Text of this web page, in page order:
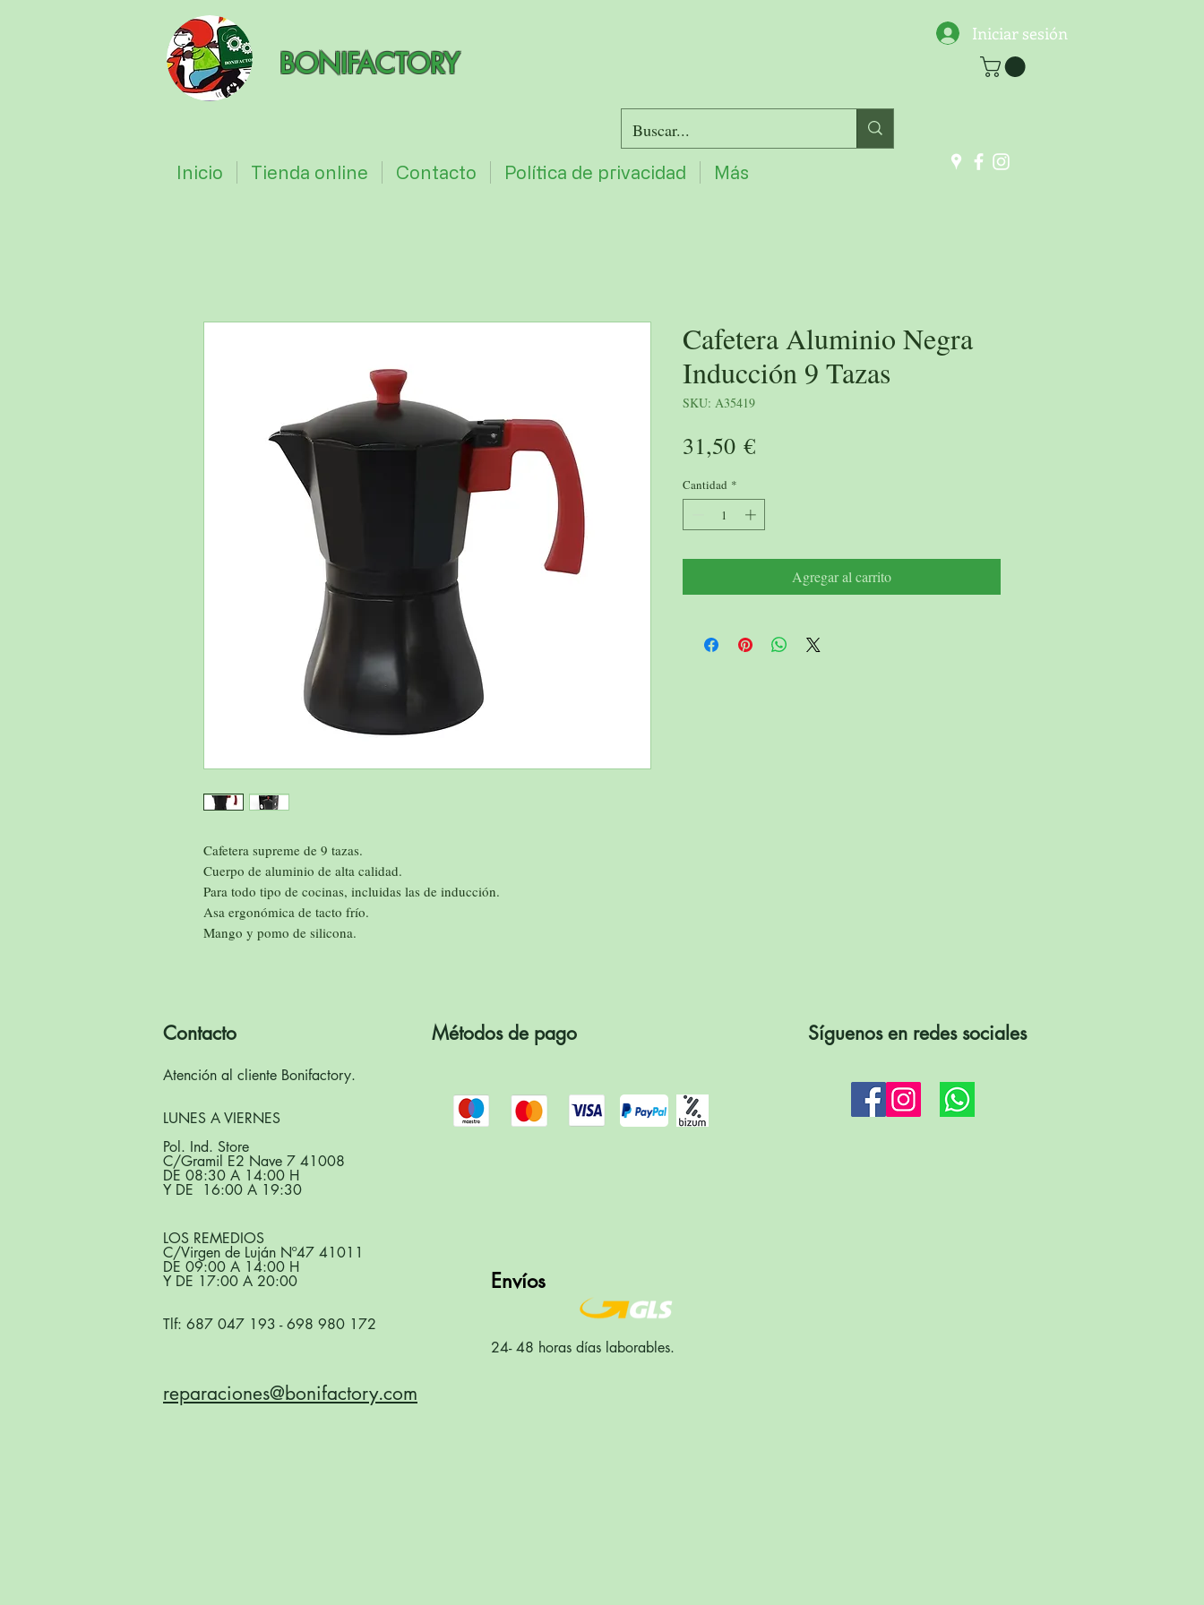
BONIFACTORY
Iniciar sesión
Inicio Tienda online Contacto Política de privacidad Más
Cafetera supreme de 9 tazas.
Cuerpo de aluminio de alta calidad.
Para todo tipo de cocinas, incluidas las de inducción.
Asa ergonómica de tacto frío.
Mango y pomo de silicona.
Cafetera Aluminio Negra
Inducción 9 Tazas
SKU: A35419
31,50 €Precio
Cantidad *
Agregar al carrito
Contacto
Atención al cliente Bonifactory.
LUNES A VIERNES
Pol. Ind. Store
C/Gramil E2 Nave 7 41008
DE 08:30 A 14:00 H
Y DE 16:00 A 19:30
LOS REMEDIOS
C/Virgen de Luján Nº47 41011
DE 09:00 A 14:00 H
Y DE 17:00 A 20:00
Tlf: 687 047 193 -698 980 172
Métodos de pago
Envíos
24- 48 horas días laborables.
reparaciones@bonifactory.com
Síguenos en redes sociales